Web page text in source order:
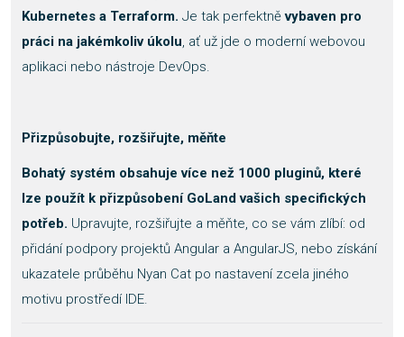
Kubernetes a Terraform. Je tak perfektněvybaven pro
práci na jakémkoliv úkolu, ať už jde o moderní webovou
aplikaci nebo nástroje DevOps.
Přizpůsobujte, rozšiřujte, měňte
Bohatý systém obsahuje více než 1000 pluginů, které
lze použít k přizpůsobení GoLand vašich specifických
potřeb. Upravujte, rozšiřujte a měňte, co se vám zlíbí: od
přidání podpory projektů Angular a AngularJS, nebo získání
ukazatele průběhu Nyan Cat po nastavení zcela jiného
motivu prostředí IDE.